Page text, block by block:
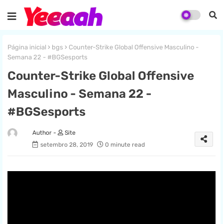
Página inicial bgs
Counter-Strike Global Offensive Masculino -
Semana 22 - #BGSesports
Counter-Strike Global Offensive
Masculino - Semana 22 -
#BGSesports
Site
setembro 28, 2019
0 minute read